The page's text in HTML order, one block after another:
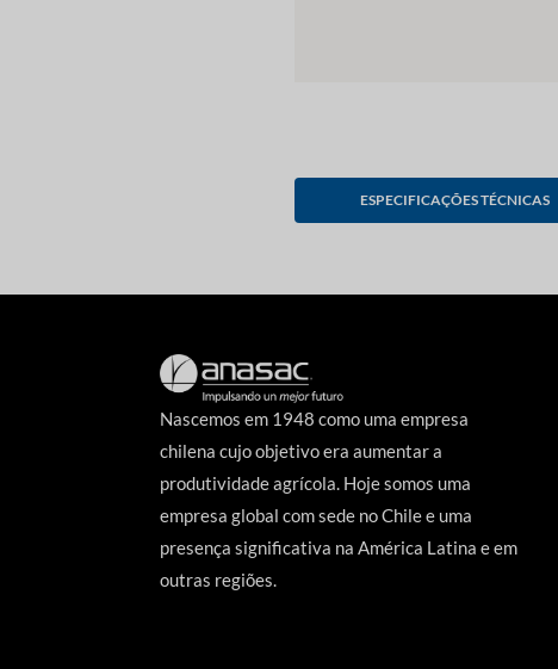
ESPECIFICAÇÕES TÉCNICAS
Nascemos em 1948 como uma empresa
chilena cujo objetivo era aumentar a
produtividade agrícola. Hoje somos uma
empresa global com sede no Chile e uma
presença significativa na América Latina e em
outras regiões.